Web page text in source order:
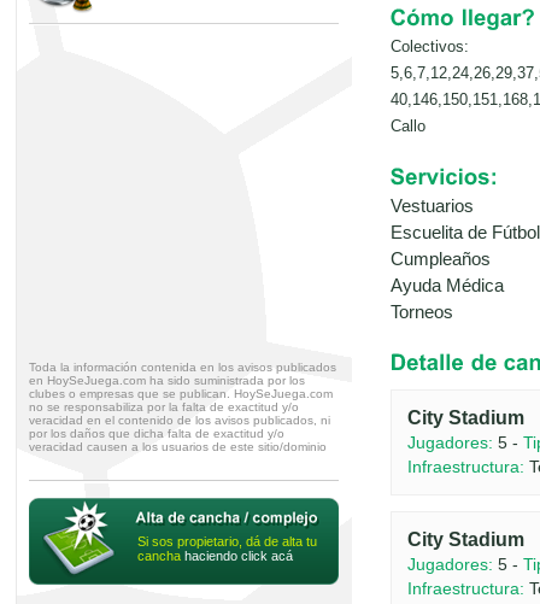
Toda la información contenida en los avisos publicados
en HoySeJuega.com ha sido suministrada por los
clubes o empresas que se publican. HoySeJuega.com
no se responsabiliza por la falta de exactitud y/o
veracidad en el contenido de los avisos publicados, ni
por los daños que dicha falta de exactitud y/o
veracidad causen a los usuarios de este sitio/dominio
Si sos propietario, dá de alta tu
cancha haciendo click acá
Colectivos:
Callo
Vestuarios
Escuelita de Fútbol
Cumpleaños
Ayuda Médica
Torneos
City Stadium
Jugadores: 5 -
Infraestructura:
City Stadium
Jugadores: 5 -
Infraestructura: